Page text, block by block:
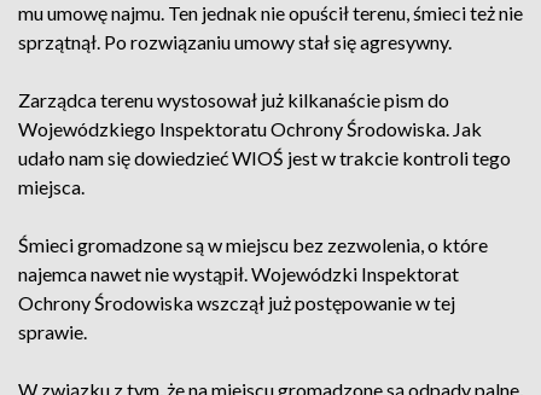
mu umowę najmu. Ten jednak nie opuścił terenu, śmieci też nie
sprzątnął. Po rozwiązaniu umowy stał się agresywny.
Zarządca terenu wystosował już kilkanaście pism do
Wojewódzkiego Inspektoratu Ochrony Środowiska. Jak
udało nam się dowiedzieć WIOŚ jest w trakcie kontroli tego
miejsca.
Śmieci gromadzone są w miejscu bez zezwolenia, o które
najemca nawet nie wystąpił. Wojewódzki Inspektorat
Ochrony Środowiska wszczął już postępowanie w tej
sprawie.
W związku z tym, że na miejscu gromadzone są odpady palne,